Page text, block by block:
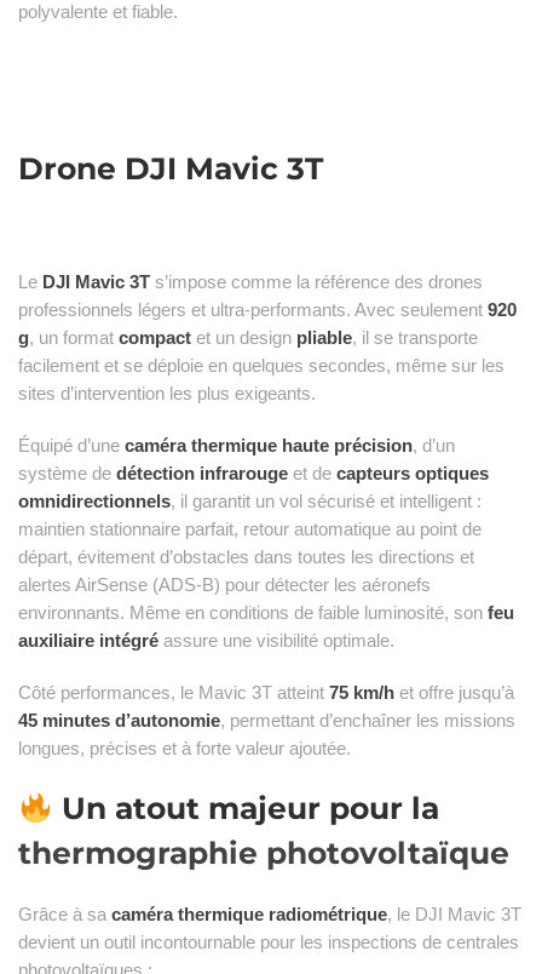
polyvalente et fiable.
Drone DJI Mavic 3T
Le DJI Mavic 3T s’impose comme la référence des drones
professionnels légers et ultra‑performants. Avec seulement 920
g, un format compact et un design pliable, il se transporte
facilement et se déploie en quelques secondes, même sur les
sites d’intervention les plus exigeants.
Équipé d’une caméra thermique haute précision, d’un
système de détection infrarouge et de capteurs optiques
omnidirectionnels, il garantit un vol sécurisé et intelligent :
maintien stationnaire parfait, retour automatique au point de
départ, évitement d’obstacles dans toutes les directions et
alertes AirSense (ADS‑B) pour détecter les aéronefs
environnants. Même en conditions de faible luminosité, son feu
auxiliaire intégré assure une visibilité optimale.
Côté performances, le Mavic 3T atteint 75 km/h et offre jusqu’à
45 minutes d’autonomie, permettant d’enchaîner les missions
longues, précises et à forte valeur ajoutée.
Un atout majeur pour la
thermographie photovoltaïque
Grâce à sa caméra thermique radiométrique, le DJI Mavic 3T
devient un outil incontournable pour les inspections de centrales